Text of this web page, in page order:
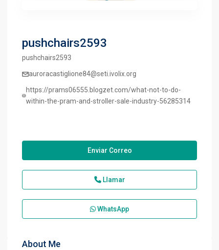
pushchairs2593
pushchairs2593
auroracastiglione84@seti.ivolix.org
https://prams06555.blogzet.com/what-not-to-do-
within-the-pram-and-stroller-sale-industry-56285314
Enviar Correo
Llamar
WhatsApp
About Me